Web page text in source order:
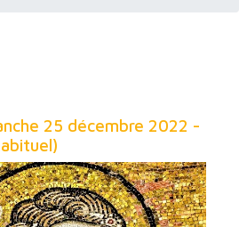
25 décembre 2022 -